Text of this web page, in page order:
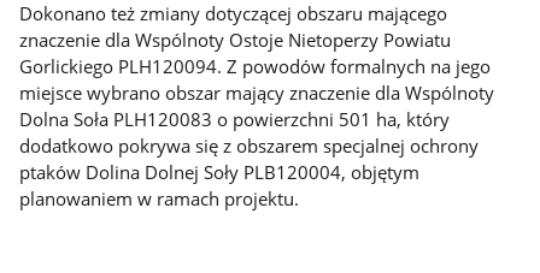
Dokonano też zmiany dotyczącej obszaru mającego
znaczenie dla Wspólnoty Ostoje Nietoperzy Powiatu
Gorlickiego PLH120094. Z powodów formalnych na jego
miejsce wybrano obszar mający znaczenie dla Wspólnoty
Dolna Soła PLH120083 o powierzchni 501 ha, który
dodatkowo pokrywa się z obszarem specjalnej ochrony
ptaków Dolina Dolnej Soły PLB120004, objętym
planowaniem w ramach projektu.